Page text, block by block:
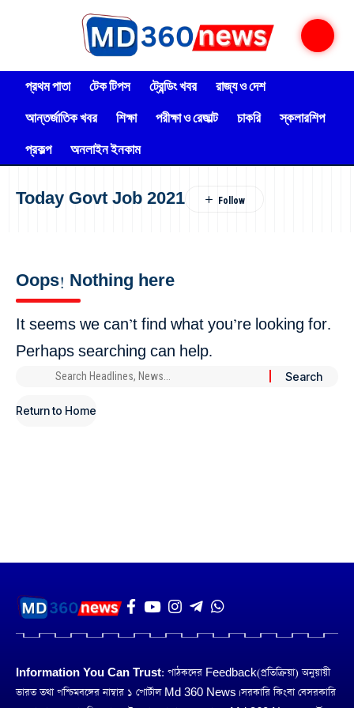
প্রথম পাতা টেক টিপস ট্রেন্ডিং খবর
রাজ্য ও দেশ
আন্তর্জাতিক খবর
শিক্ষা পরীক্ষা ও রেজাল্ট চাকরি
স্কলারশিপ
প্রকল্প
অনলাইন ইনকাম
Today Govt Job 2021
Oops! Nothing here
It seems we can’t find what you’re looking for.
Perhaps searching can help.
Return to Home
Information You Can Trust: পাঠকদের Feedback(প্রতিক্রিয়া) অনুয়ায়ী
ভারত তথা পশ্চিমবঙ্গের নাম্বার ১ পোর্টাল Md 360 News। সরকারি কিংবা বেসরকারি